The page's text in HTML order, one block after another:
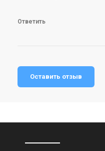
Ответить
Оставить отзыв